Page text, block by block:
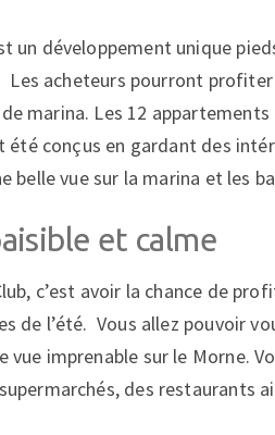
un développement unique
Les acheteurs pourront
marina. Les 12
été conçus en gardant des
belle vue sur la marina et les
et calme
c’est avoir la chance de
de l’été. Vous allez pouvoir
vue imprenable sur le Morne.
des restaurants